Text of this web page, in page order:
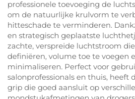
professionele toevoeging de
om de natuurlijke krulvorm te
hitteschade te verminderen.
en strategisch geplaatste
zachte, verspreide luchtstroom
definiëren, volume toe te voegen
minimaliseren. Perfect voor
salonprofessionals en thuis, heeft
grip die goed aansluit op